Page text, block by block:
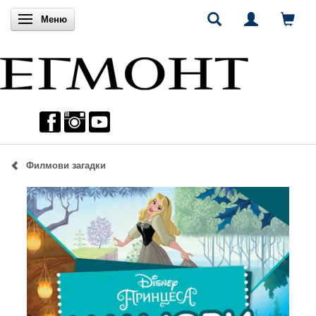
Включи навигацията
Меню
Филмови загадки